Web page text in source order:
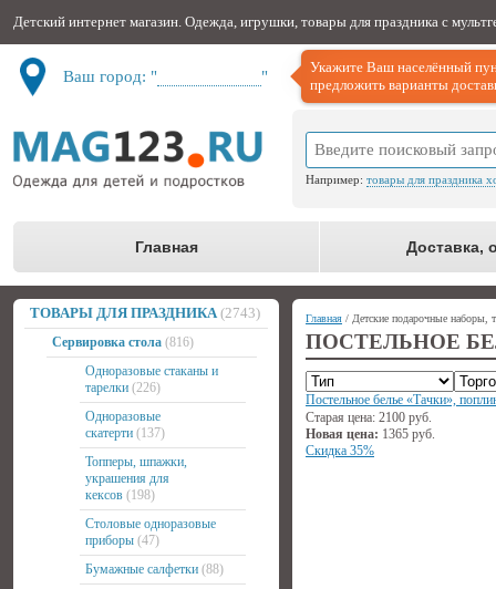
Детский интернет магазин. Одежда, игрушки, товары для праздника с
Ваш город: " "
Укажите Ваш населённый
предложить варианты
Например: товары для праздника
Главная Доставка,
ТОВАРЫ ДЛЯ ПРАЗДНИКА (2743)
Сервировка стола (816)
Одноразовые стаканы и
тарелки (226)
Одноразовые
скатерти (137)
Топперы, шпажки,
украшения для
кексов (198)
Столовые одноразовые
приборы (47)
Бумажные салфетки (88)
Главная / Детские подарочные наборы,
ПОСТЕЛЬНОЕ
Постельное белье «Тачки»,
Старая цена: 2100 руб.
Новая цена: 1365 руб.
Скидка 35%